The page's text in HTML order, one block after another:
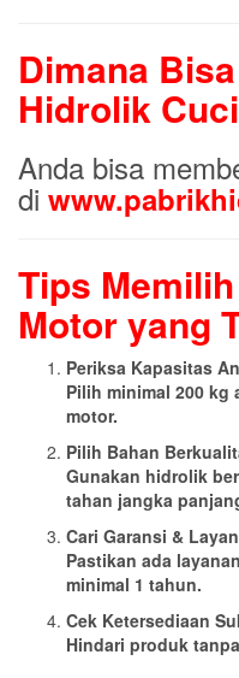
Dimana
Hidrolik
Anda bisa
di
Tips
Motor yang
Periksa Kapasitas
Pilih minimal 200 kg
motor.
Pilih Bahan
Gunakan hidrolik
tahan jangka
Cari Garansi &
Pastikan ada
minimal 1 tahun.
Cek Ketersediaan
Hindari produk